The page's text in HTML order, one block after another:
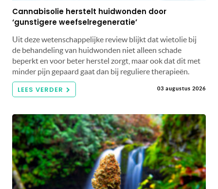
Cannabisolie herstelt huidwonden door
‘gunstigere weefselregeneratie’
Uit deze wetenschappelijke review blijkt dat wietolie bij
de behandeling van huidwonden niet alleen schade
beperkt en voor beter herstel zorgt, maar ook dat dit met
minder pijn gepaard gaat dan bij reguliere therapieën.
LEES VERDER 03 augustus 2026